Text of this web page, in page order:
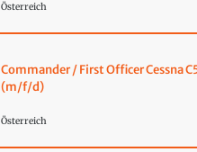
Österreich
Commander / First Officer Cessna
(m/f/d)
Österreich